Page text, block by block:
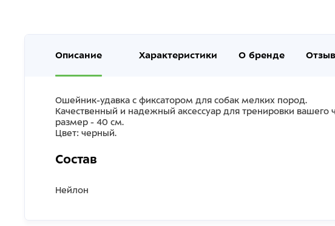
Описание Характеристики О бренде
Ошейник-удавка с фиксатором для собак мелких пород.
Качественный и надежный аксессуар для тренировки
размер - 40 см.
Цвет: черный.
Состав
Нейлон